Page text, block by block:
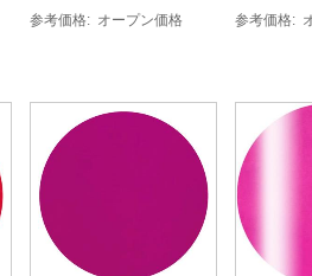
参考価格 オープン価格 参考価格